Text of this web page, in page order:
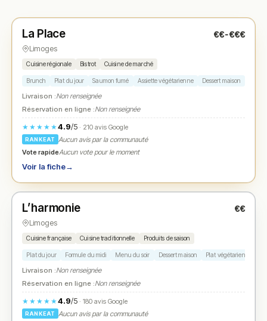
★ N° 1
La Place €€-€€€
Limoges
Cuisine régionale Bistrot Cuisine de marché
Brunch Plat du jour Saumon fumé Assiette végétarienne Dessert maison
Livraison :Non renseignée
Réservation en ligne :Non renseignée
★★★★★4.9/5· 210 avis Google
RANKEAT
Aucun avis par la communauté
Vote rapideAucun vote pour le moment
Voir la fiche→
★ N° 2
L’harmonie €€
Limoges
Cuisine française Cuisine traditionnelle Produits de saison
Plat du jour Formule du midi Menu du soir Dessert maison Plat végétarien
Livraison :Non renseignée
Réservation en ligne :Non renseignée
★★★★★4.9/5· 180 avis Google
RANKEAT
Aucun avis par la communauté